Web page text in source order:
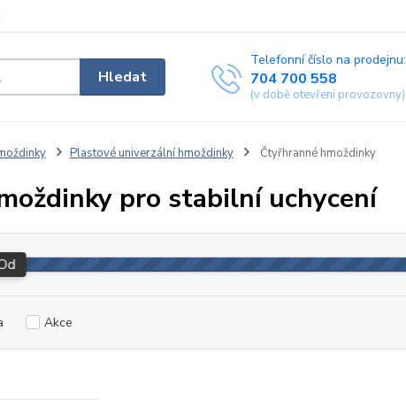
Hledat
Telefonní číslo na prodejnu:
704 700 558
(v době otevření provozovny)
Plastové univerzální hmoždinky Čtyřhranné hmoždinky
pro stabilní uchycení
Akce